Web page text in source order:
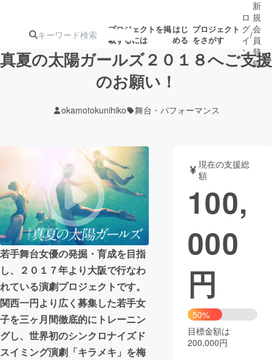
プロジェクトを掲
載するには
はじ
める
プロジェクト
をさがす
ターン
注目の新着プロ
ジェクト
募集終了が近いプ
ロジェクト
されます
アート・写真 音楽
テクノロジー・ガジェット ゲーム・サ
映像・映画
ビジネス・起業
まちづくり・地域活性化
CAMPFIRE for Social Good
CAMPFIRE Creation
CAMPFIREふるさと納税machi-ya コミュニティ
ロ
グ
イ
ン
/
新
規
会
員
登
録
真夏の太陽ガールズ２０１８へご支援
のお願い！
okamotokunihiko 舞台・パフォーマンス
若手舞台女優の発掘・育成を目指
し、２０１７年より大阪で行なわ
れている演劇プロジェクトです。
関西一円より広く募集した若手女
子を三ヶ月間徹底的にトレーニン
グし、世界初のシンクロナイズド
スイミング演劇「キラメキ」を梅
現在の支援総
額
100,
000
円
50%
目標金額は
200,000円